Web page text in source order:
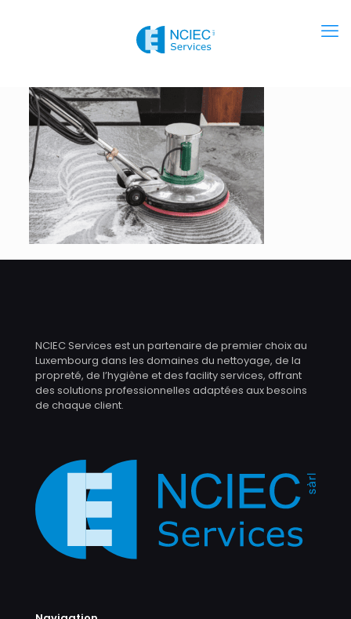
NCIEC Services est un partenaire de premier choix au
Luxembourg dans les domaines du nettoyage, de la
propreté, de l’hygiène et des facility services, offrant
des solutions professionnelles adaptées aux besoins
de chaque client.